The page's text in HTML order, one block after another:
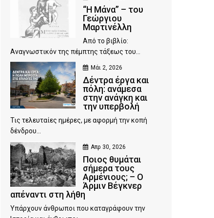
“Η Μάνα” – του
Γεώργιου
Μαρτινέλλη
Από το βιβλίο:
Αναγνωστικόν της πέμπτης τάξεως του...
Μάι 2, 2026
Δέντρα έργα και
πόλη: ανάμεσα
στην ανάγκη και
την υπερβολή
Τις τελευταίες ημέρες, με αφορμή την κοπή
δένδρου...
Απρ 30, 2026
Ποιος θυμάται
σήμερα τους
Αρμένιους; – Ο
Άρμιν Βέγκνερ
απέναντι στη λήθη
Υπάρχουν άνθρωποι που καταγράφουν την